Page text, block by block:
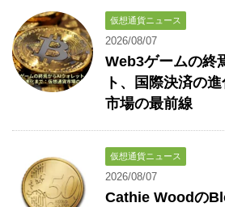
仮想通貨ニュース
2026/08/07
Web3ゲームの終
ト、国際決済の
市場の最前線
仮想通貨ニュース
2026/08/07
Cathie Woodの